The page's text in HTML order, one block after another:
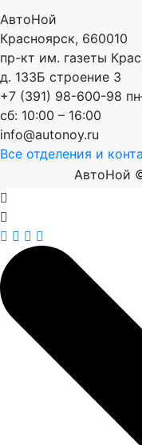
АвтоНой
Красноярск, 660010
пр-кт им. газеты
д. 133Б строение 3
+7 (391) 98-600-98
сб: 10:00 – 16:00
info@autonoy.ru
Все отделения и
АвтоНой